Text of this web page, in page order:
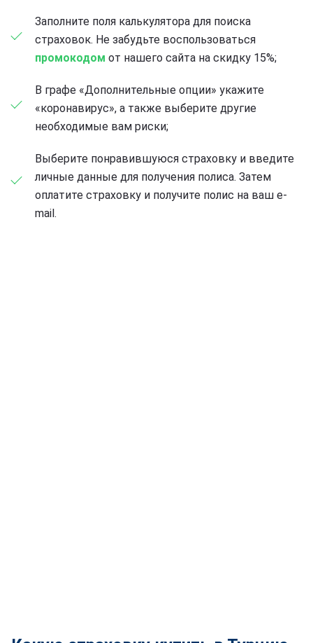
Заполните поля калькулятора для поиска
страховок. Не забудьте воспользоваться
промокодом от нашего сайта на скидку 15%;
В графе «Дополнительные опции» укажите
«коронавирус», а также выберите другие
необходимые вам риски;
Выберите понравившуюся страховку и введите
личные данные для получения полиса. Затем
оплатите страховку и получите полис на ваш e-
mail.